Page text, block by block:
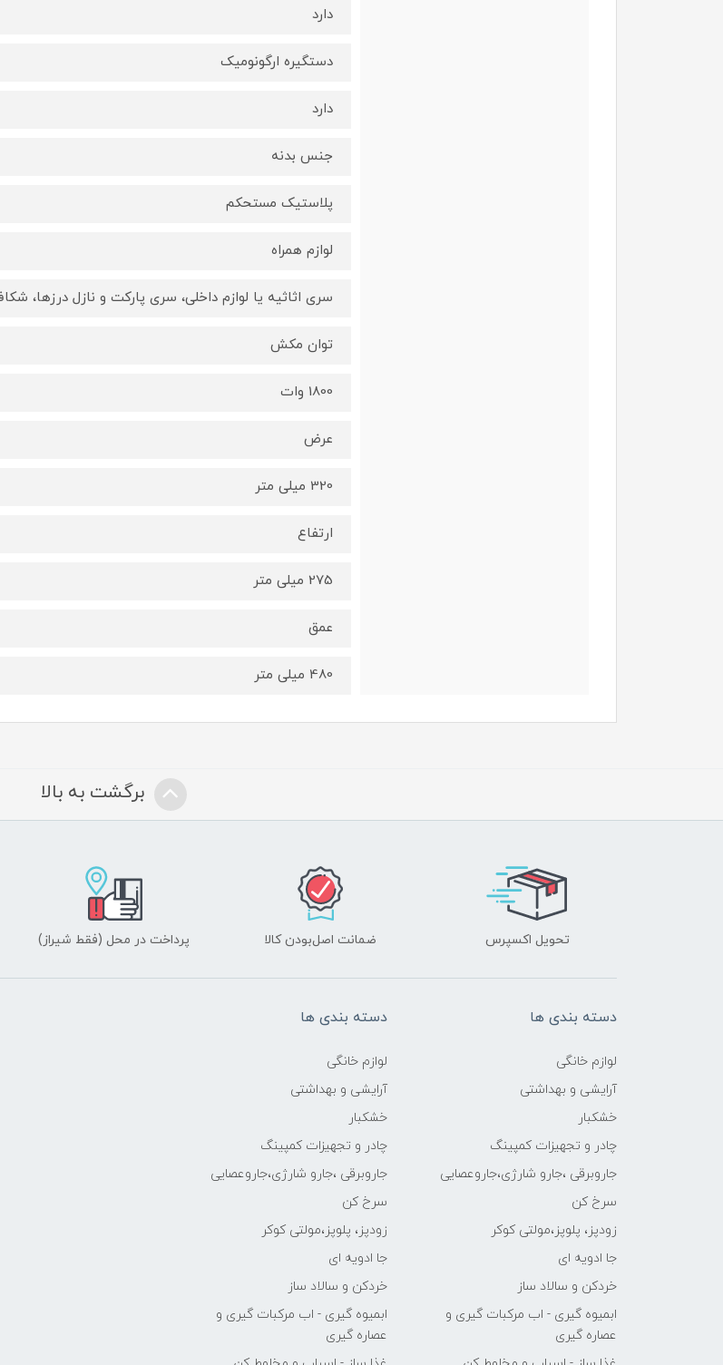
دارد
دستگیره ارگونومیک
دارد
جنس بدنه
پلاستیک مستحکم
لوازم همراه
سری اثاثیه یا لوازم داخلی، سری پارکت و نازل درزها،
توان مکش
1800 وات
عرض
320 میلی متر
ارتفاع
275 میلی متر
عمق
480 میلی متر
برگشت به بالا
تحویل اکسپرس ضمانت اصل‌بودن کالا پرداخت در محل (فقط شیراز)
دسته بندی ها
لوازم خانگی
آرایشی و بهداشتی
خشکبار
چادر و تجهیزات کمپینگ
جاروبرقی ،جارو شارژی،جاروعصایی
سرخ کن
زودپز، پلوپز،مولتی کوکر
جا ادویه ای
خردکن و سالاد ساز
ابمیوه گیری - اب مرکبات گیری و
عصاره گیری
دسته بندی ها
لوازم خانگی
آرایشی و بهداشتی
خشکبار
چادر و تجهیزات کمپینگ
جاروبرقی ،جارو شارژی،جاروعصایی
سرخ کن
زودپز، پلوپز،مولتی کوکر
جا ادویه ای
خردکن و سالاد ساز
ابمیوه گیری - اب مرکبات گیری و
عصاره گیری